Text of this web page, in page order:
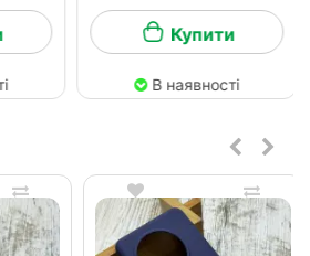
Купити
В наявності